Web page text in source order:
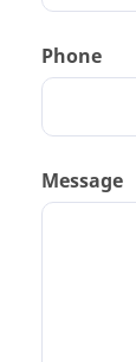
Phone
Message